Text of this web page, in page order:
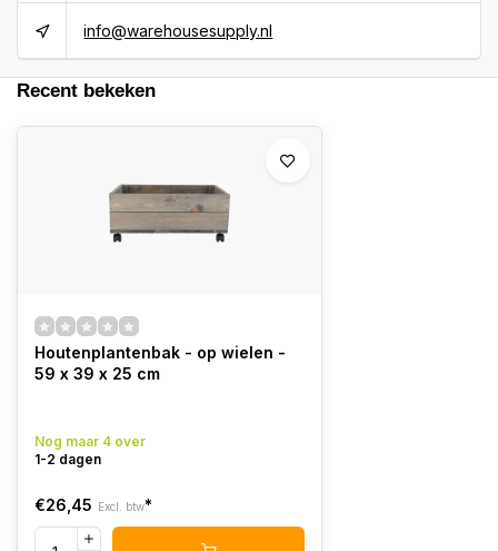
info@warehousesupply.nl
Recent bekeken
Houtenplantenbak - op wielen -
59 x 39 x 25 cm
Nog maar 4 over
1-2 dagen
€26,45 Excl. btw*